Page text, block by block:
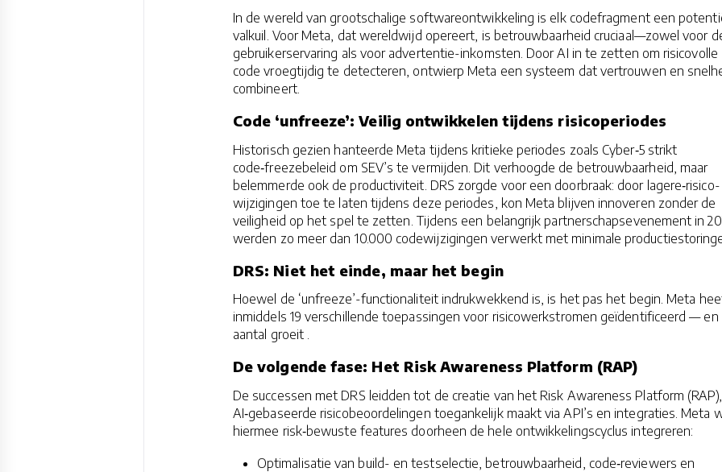
In de wereld van grootschalige softwareontwikkeling is elk codefragment een
valkuil. Voor Meta, dat wereldwijd opereert, is betrouwbaarheid cruciaal—zowel voor
gebruikerservaring als voor advertentie-inkomsten. Door AI in te zetten om risicovolle
code vroegtijdig te detecteren, ontwierp Meta een systeem dat vertrouwen en
combineert.
Code ‘unfreeze’: Veilig ontwikkelen tijdens risicoperiodes
Historisch gezien hanteerde Meta tijdens kritieke periodes zoals Cyber‑5 strikt
code‑freezebeleid om SEV’s te vermijden. Dit verhoogde de betrouwbaarheid, maar
belemmerde ook de productiviteit. DRS zorgde voor een doorbraak: door lagere‑risico-
wijzigingen toe te laten tijdens deze periodes, kon Meta blijven innoveren zonder de
veiligheid op het spel te zetten. Tijdens een belangrijk partnerschapsevenement in
werden zo meer dan 10.000 codewijzigingen verwerkt met minimale
DRS: Niet het einde, maar het begin
Hoewel de ‘unfreeze’-functionaliteit indrukwekkend is, is het pas het begin. Meta
inmiddels 19 verschillende toepassingen voor risicowerkstromen geïdentificeerd —
aantal groeit .
De volgende fase: Het Risk Awareness Platform (RAP)
De successen met DRS leidden tot de creatie van het Risk Awareness Platform
AI‑gebaseerde risicobeoordelingen toegankelijk maakt via API’s en integraties. Meta
hiermee risk‑bewuste features doorheen de hele ontwikkelingscyclus integreren:
Optimalisatie van build- en testselectie, betrouwbaarheid, code‑reviewers en